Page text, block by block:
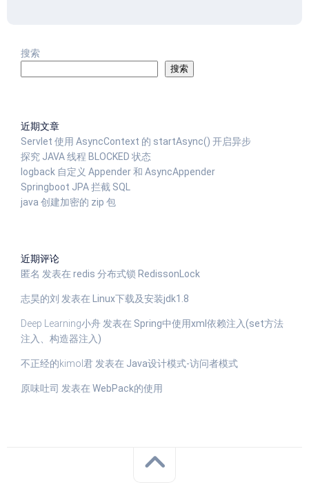
搜索
搜索
近期文章
Servlet 使用 AsyncContext 的 startAsync() 开启异步
探究 JAVA 线程 BLOCKED 状态
logback 自定义 Appender 和 AsyncAppender
Springboot JPA 拦截 SQL
java 创建加密的 zip 包
近期评论
匿名 发表在 redis 分布式锁 RedissonLock
志昊的刘 发表在 Linux下载及安装jdk1.8
Deep Learning小舟 发表在 Spring中使用xml依赖注入(set方法
注入、构造器注入)
不正经的kimol君 发表在 Java设计模式-访问者模式
原味吐司 发表在 WebPack的使用